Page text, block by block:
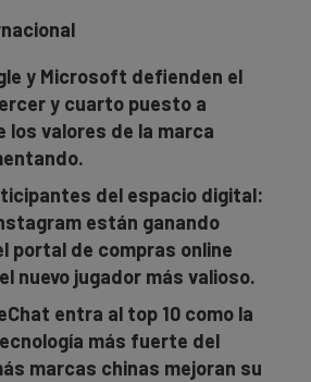
y Microsoft defienden el
y cuarto puesto a
los valores de la marca
del espacio digital:
están ganando
portal de compras online
nuevo jugador más valioso.
entra al top 10 como la
más fuerte del
marcas chinas mejoran su